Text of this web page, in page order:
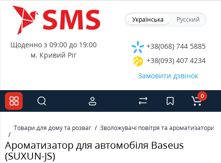
Українська Русский
Щоденно з 09:00 до 19:00
м. Кривий Ріг
+38(068) 744 5885
+38(093) 407 4234
Замовити дзвінок
0
Товари для дому та розваг Зволожувачі повітря та ароматизатори
Ароматизатор для автомобіля Baseus
(SUXUN-JS)